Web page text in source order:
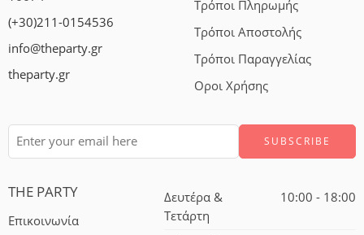
(+30)211-0154536
info@theparty.gr
theparty.gr
Τρόποι Πληρωμής
Τρόποι Αποστολής
Τρόποι Παραγγελίας
Οροι Χρήσης
THE PARTY
Επικοινωνία
Δευτέρα &
Τετάρτη
10:00 - 18:00